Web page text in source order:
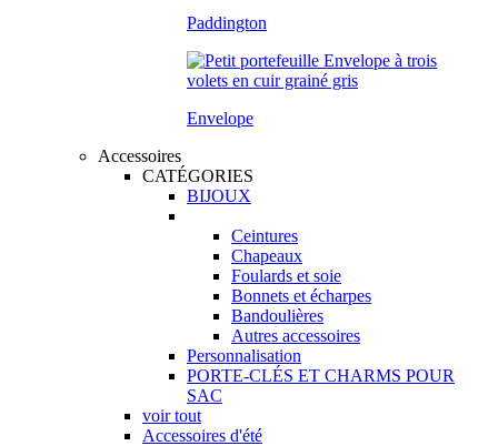
Paddington
Envelope
Accessoires
CATÉGORIES
BIJOUX
Ceintures
Chapeaux
Foulards et soie
Bonnets et écharpes
Bandoulières
Autres accessoires
Personnalisation
PORTE-CLÉS ET CHARMS POUR
SAC
voir tout
Accessoires d'été